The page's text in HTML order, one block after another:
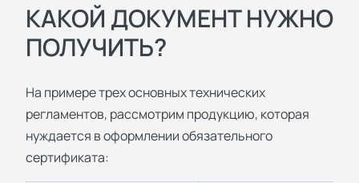
КАКОЙ ДОКУМЕНТ НУЖНО
ПОЛУЧИТЬ?
На примере трех основных технических
регламентов, рассмотрим продукцию, которая
нуждается в оформлении обязательного
сертификата: